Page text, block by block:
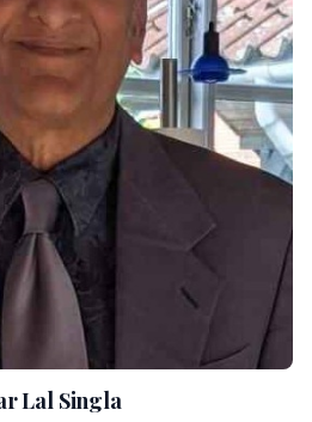
Lal Singla